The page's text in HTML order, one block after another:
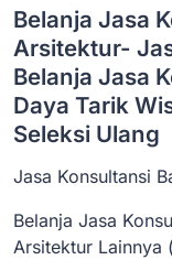
Belanja Jasa
Arsitektur-
Belanja Jasa
Daya Tarik
Seleksi Ulang
Jasa Konsultansi
Belanja Jasa
Arsitektur Lainnya